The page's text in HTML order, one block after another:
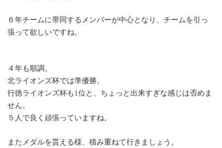
６年チームに帯同するメンバーが中心となり、チームを引っ
張って欲しいですね。
４年も順調。
北ライオンズ杯では準優勝。
行徳ライオンズ杯も1位と、ちょっと出来すぎな感じは否めま
せん。
５人で良く頑張っていますね。
またメダルを貰える様、積み重ねて行きましょう。